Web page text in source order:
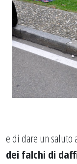
e di dare un
dei falchi di